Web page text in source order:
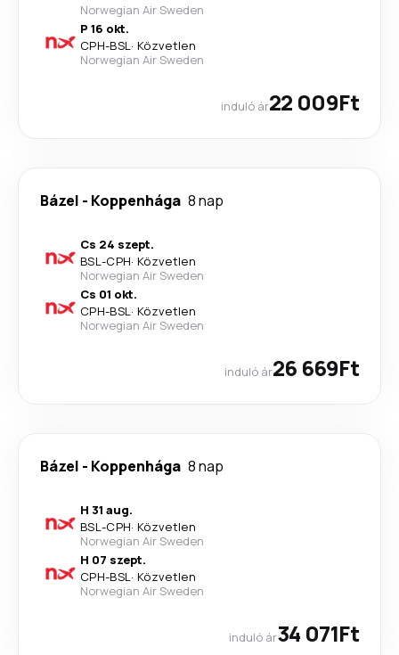
Norwegian Air Sweden
P 16 okt.
CPH-BSL· Közvetlen
Norwegian Air Sweden
induló ár22 009Ft
Bázel - Koppenhága 8 nap
Cs 24 szept.
BSL-CPH· Közvetlen
Norwegian Air Sweden
Cs 01 okt.
CPH-BSL· Közvetlen
Norwegian Air Sweden
induló ár26 669Ft
Bázel - Koppenhága 8 nap
H 31 aug.
BSL-CPH· Közvetlen
Norwegian Air Sweden
H 07 szept.
CPH-BSL· Közvetlen
Norwegian Air Sweden
induló ár34 071Ft